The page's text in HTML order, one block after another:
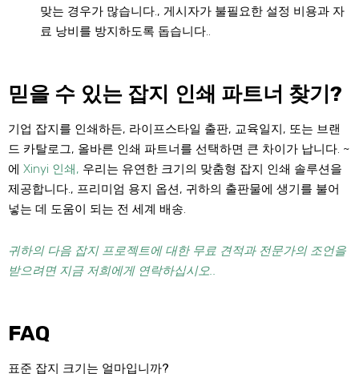
맞는 경우가 많습니다., 게시자가 불필요한 설정 비용과 자
료 낭비를 방지하도록 돕습니다..
믿을 수 있는 잡지 인쇄 파트너 찾기?
기업 잡지를 인쇄하든, 라이프스타일 출판, 교육일지, 또는 브랜
드 카탈로그, 올바른 인쇄 파트너를 선택하면 큰 차이가 납니다. ~
에 Xinyi 인쇄, 우리는 유연한 크기의 맞춤형 잡지 인쇄 솔루션을
제공합니다., 프리미엄 용지 옵션, 귀하의 출판물에 생기를 불어
넣는 데 도움이 되는 전 세계 배송.
귀하의 다음 잡지 프로젝트에 대한 무료 견적과 전문가의 조언을
받으려면 지금 저희에게 연락하십시오..
FAQ
표준 잡지 크기는 얼마입니까?